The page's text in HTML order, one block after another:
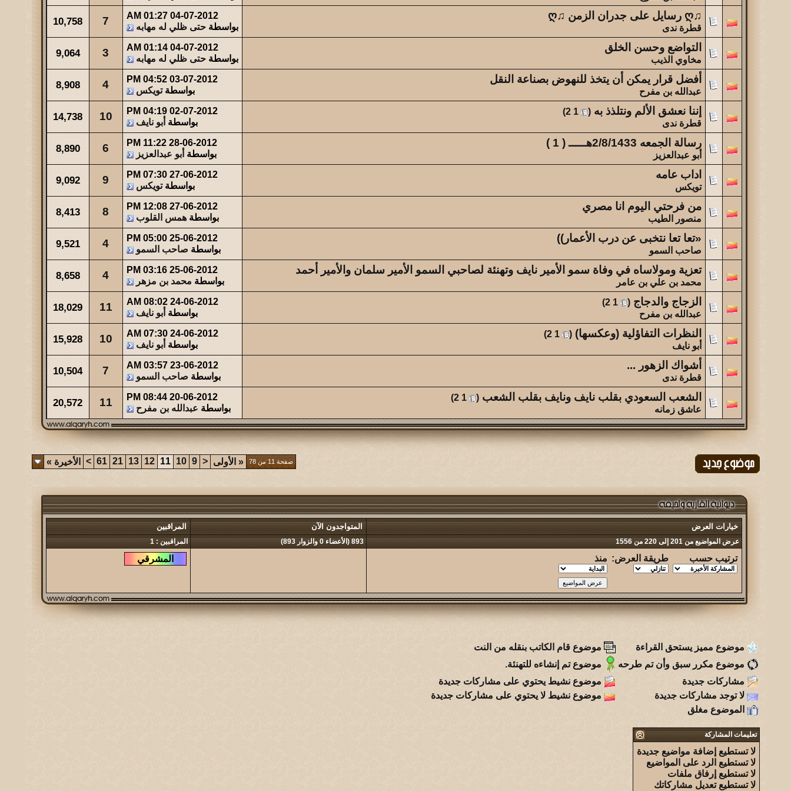
♫ღ رسايل على جدران الزمن ♫ღ
قطرة ندى
04-07-2012
01:27 AM
بواسطةحتى ظلي له مهابه 7
10,758
التواضع وحسن الخلق
مخاوي الذيب
04-07-2012
01:14 AM
بواسطةحتى ظلي له مهابه 3
9,064
أفضل قرار يمكن أن يتخذ للنهوض بصناعة النقل
عبدالله بن مفرح
03-07-2012
04:52 PM
بواسطةتويكس 4
8,908
إننا نعشق الألم ونتلذذ به ‏
(
1
2
)
قطرة ندى
02-07-2012
04:19 PM
بواسطة أبو نايف 10
14,738
رسالة الجمعه 2/8/1433هـــــ ( 1 )
أبو عبدالعزيز
28-06-2012
11:22 PM
بواسطة أبو عبدالعزيز 6
8,890
اداب عامه
تويكس
27-06-2012
07:30 PM
بواسطةتويكس 9
9,092
من فرحتي اليوم انا مصري
منصور الطيب
27-06-2012
12:08 PM
بواسطةهمس القلوب 8
8,413
«تعا تعا نتخبى عن درب الأعمار))
صاحب السمو
25-06-2012
05:00 PM
بواسطة صاحب السمو 4
9,521
تعزية ومولاساه في وفاة سمو الأمير نايف وتهنئة لصاحبي السمو الأمير سلمان والأمير أحمد
محمد بن علي بن عامر
25-06-2012
03:16 PM
بواسطة محمد بن مزهر 4
8,658
الزجاج والدجاج ‏
(
1
2
)
عبدالله بن مفرح
24-06-2012
08:02 AM
بواسطة أبو نايف 11
18,029
النظرات التفاؤلية (وعكسها) ‏
(
1
2
)
أبو نايف
24-06-2012
07:30 AM
بواسطة أبو نايف 10
15,928
أشواك الزهور ...
قطرة ندى
23-06-2012
03:57 AM
بواسطة صاحب السمو 7
10,504
الشعب السعودي بقلب نايف ونايف بقلب الشعب ‏
(
1
2
)
عاشق زمانه
20-06-2012
08:44 PM
بواسطة عبدالله بن مفرح 11
20,572
صفحة 11 من 78 « الأولى <
9
10
11
12
13
21
61
> الأخيرة »
خيارات العرض المتواجدون الآن المراقبين
عرض المواضيع من 201 إلى 220 من 1556 893 (الأعضاء 0 والزوار 893) المراقبين : 1
ترتيب حسب طريقة العرض: منذ
موضوع مميز يستحق القراءة
موضوع قام الكاتب بنقله من النت
موضوع مكرر سبق وأن تم طرحه
موضوع تم إنشاءه للتهنئة.
مشاركات جديدة
موضوع نشيط يحتوي على مشاركات جديدة
لا توجد مشاركات جديدة
موضوع نشيط لا يحتوي على مشاركات جديدة
الموضوع مغلق
تعليمات المشاركة
لا تستطيع إضافة مواضيع جديدة
لا تستطيع الرد على المواضيع
لا تستطيع إرفاق ملفات
لا تستطيع تعديل مشاركاتك